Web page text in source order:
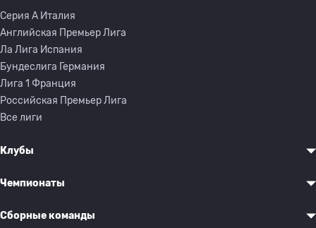
Серия A Италия
Английская Премьер Лига
Ла Лига Испания
Бундеслига Германия
Лига 1 Франция
Российская Премьер Лига
Все лиги
Клубы
Чемпионаты
Сборные команды